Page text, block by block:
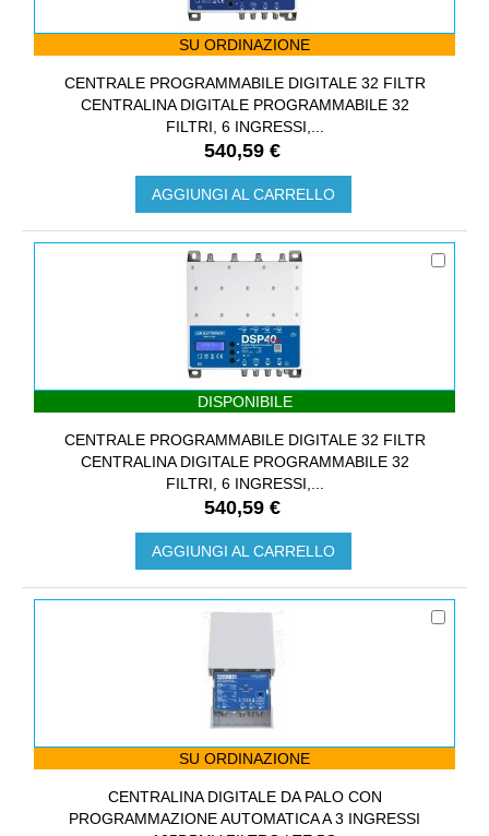
SU ORDINAZIONE
CENTRALE PROGRAMMABILE DIGITALE 32 FILTR
CENTRALINA DIGITALE PROGRAMMABILE 32
FILTRI, 6 INGRESSI,...
540,59 €
AGGIUNGI AL CARRELLO
DISPONIBILE
CENTRALE PROGRAMMABILE DIGITALE 32 FILTR
CENTRALINA DIGITALE PROGRAMMABILE 32
FILTRI, 6 INGRESSI,...
540,59 €
AGGIUNGI AL CARRELLO
SU ORDINAZIONE
CENTRALINA DIGITALE DA PALO CON
PROGRAMMAZIONE AUTOMATICA A 3 INGRESSI